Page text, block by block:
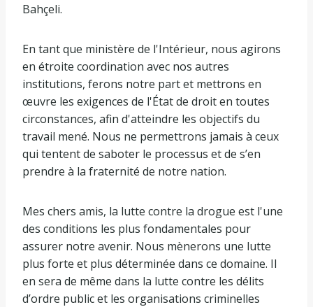
Bahçeli.
En tant que ministère de l'Intérieur, nous agirons
en étroite coordination avec nos autres
institutions, ferons notre part et mettrons en
œuvre les exigences de l'État de droit en toutes
circonstances, afin d'atteindre les objectifs du
travail mené. Nous ne permettrons jamais à ceux
qui tentent de saboter le processus et de s’en
prendre à la fraternité de notre nation.
Mes chers amis, la lutte contre la drogue est l'une
des conditions les plus fondamentales pour
assurer notre avenir. Nous mènerons une lutte
plus forte et plus déterminée dans ce domaine. Il
en sera de même dans la lutte contre les délits
d’ordre public et les organisations criminelles